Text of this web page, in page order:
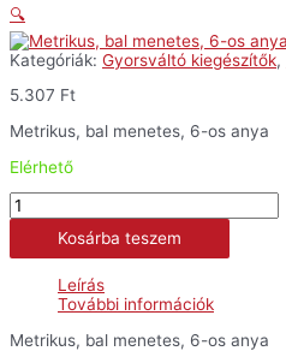
🔍
Kategóriák: Gyorsváltó kiegészítők,
5.307 Ft
Metrikus, bal menetes, 6-os anya
Elérhető
Metrikus,
bal
menetes,
6-
mennyiség
Kosárba teszem
Leírás
További információk
Metrikus, bal menetes, 6-os anya